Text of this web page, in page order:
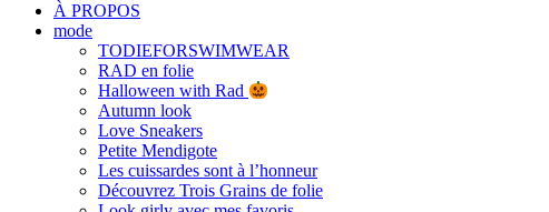
À PROPOS
mode
TODIEFORSWIMWEAR
RAD en folie
Halloween with Rad
Autumn look
Love Sneakers
Petite Mendigote
Les cuissardes sont à l’honneur
Découvrez Trois Grains de folie